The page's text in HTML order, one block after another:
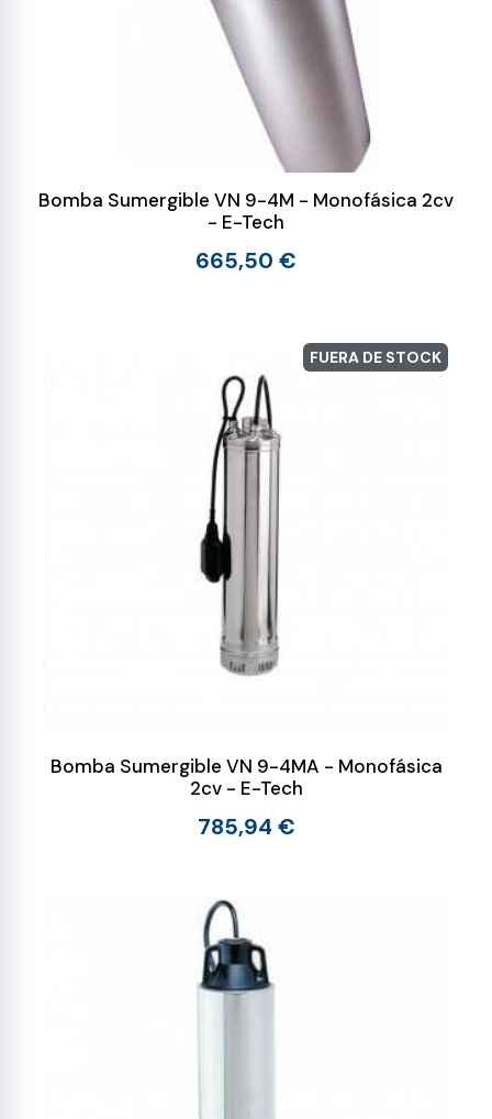
Bomba Sumergible VN 9-4M - Monofásica 2cv
- E-Tech
665,50 €
FUERA DE STOCK
Bomba Sumergible VN 9-4MA - Monofásica
2cv - E-Tech
785,94 €